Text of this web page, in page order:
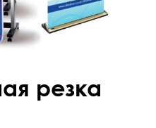
резка